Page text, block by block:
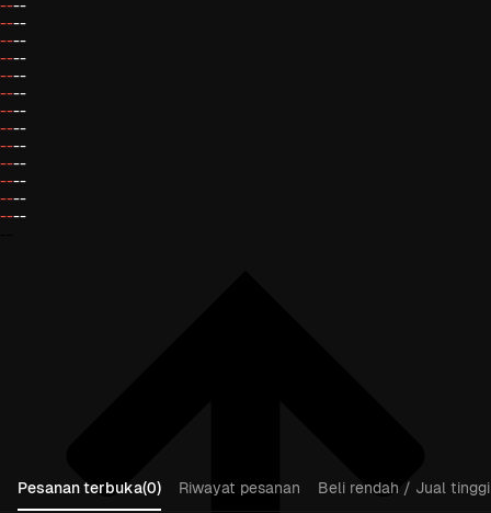
----
----
----
----
----
----
----
----
----
----
----
----
----
Pesanan terbuka(0) Riwayat pesanan
Beli rendah / Jual tinggi